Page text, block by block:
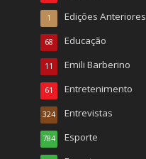
Edições Anteriores
1
Educação
68
Emili Barberino
11
Entretenimento
61
Entrevistas
324
Esporte
784